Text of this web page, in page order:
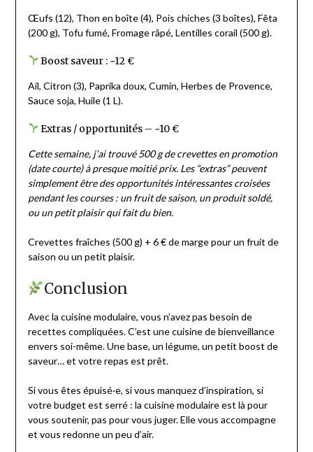
Œufs (12), Thon en boîte (4), Pois chiches (3 boîtes), Fêta
(200 g), Tofu fumé, Fromage râpé, Lentilles corail (500 g).
Boost saveur : ~12 €
Ail, Citron (3), Paprika doux, Cumin, Herbes de Provence,
Sauce soja, Huile (1 L).
Extras / opportunités – ~10 €
Cette semaine, j’ai trouvé 500 g de crevettes en promotion
(date courte) à presque moitié prix. Les “extras” peuvent
simplement être des opportunités intéressantes croisées
pendant les courses : un fruit de saison, un produit soldé,
ou un petit plaisir qui fait du bien.
Crevettes fraîches (500 g) + 6 € de marge pour un fruit de
saison ou un petit plaisir.
Conclusion
Avec la cuisine modulaire, vous n’avez pas besoin de
recettes compliquées. C’est une cuisine de bienveillance
envers soi-même. Une base, un légume, un petit boost de
saveur… et votre repas est prêt.
Si vous êtes épuisé·e, si vous manquez d’inspiration, si
votre budget est serré : la cuisine modulaire est là pour
vous soutenir, pas pour vous juger. Elle vous accompagne
et vous redonne un peu d’air.